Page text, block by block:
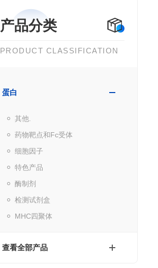
产品分类
PRODUCT CLASSIFICATION
蛋白
其他.
药物靶点和Fc受体
细胞因子
特色产品
酶制剂
检测试剂盒
MHC四聚体
查看全部产品